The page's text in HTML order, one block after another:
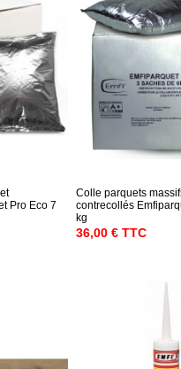
Pro Eco 7
Colle parquets
contrecollés
kg
36,00 € TTC